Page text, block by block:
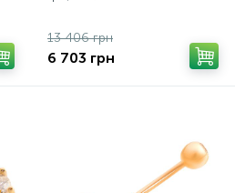
13 406 грн
6 703 грн